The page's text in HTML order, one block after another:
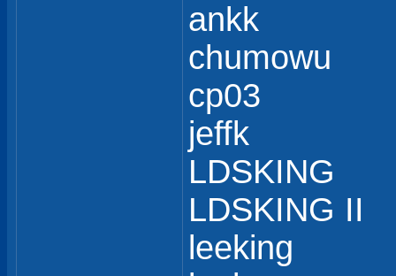
ankk
chumowu
cp03
jeffk
LDSKING
LDSKING II
leeking